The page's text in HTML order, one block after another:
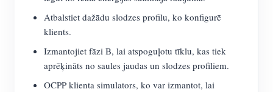
Atbalstiet dažādu slodzes profilu, ko konfigurē
klients.
Izmantojiet fāzi B, lai atspoguļotu tīklu, kas tiek
aprēķināts no saules jaudas un slodzes profiliem.
OCPP klienta simulators, ko var izmantot, lai